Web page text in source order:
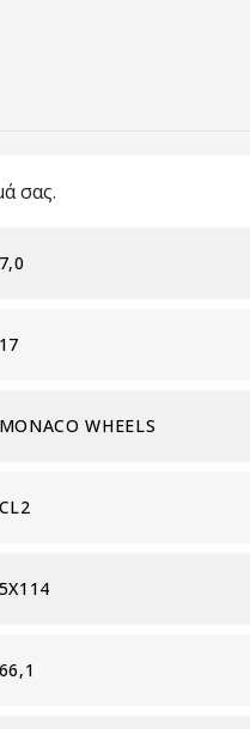
σας.
7,0
17
MONACO WHEELS
CL2
5X114
66,1